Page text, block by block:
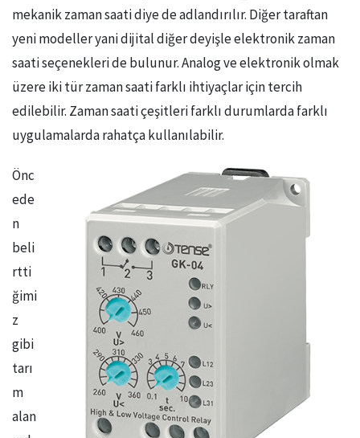
mekanik zaman saati diye de adlandırılır. Diğer taraftan
yeni modeller yani dijital diğer deyişle elektronik zaman
saati seçenekleri de bulunur. Analog ve elektronik olmak
üzere iki tür zaman saati farklı ihtiyaçlar için tercih
edilebilir. Zaman saati çeşitleri farklı durumlarda farklı
uygulamalarda rahatça kullanılabilir.
Önc
ede
n
beli
rtti
ğimi
z
gibi
tarı
m
alan